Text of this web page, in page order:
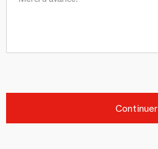
Continuer